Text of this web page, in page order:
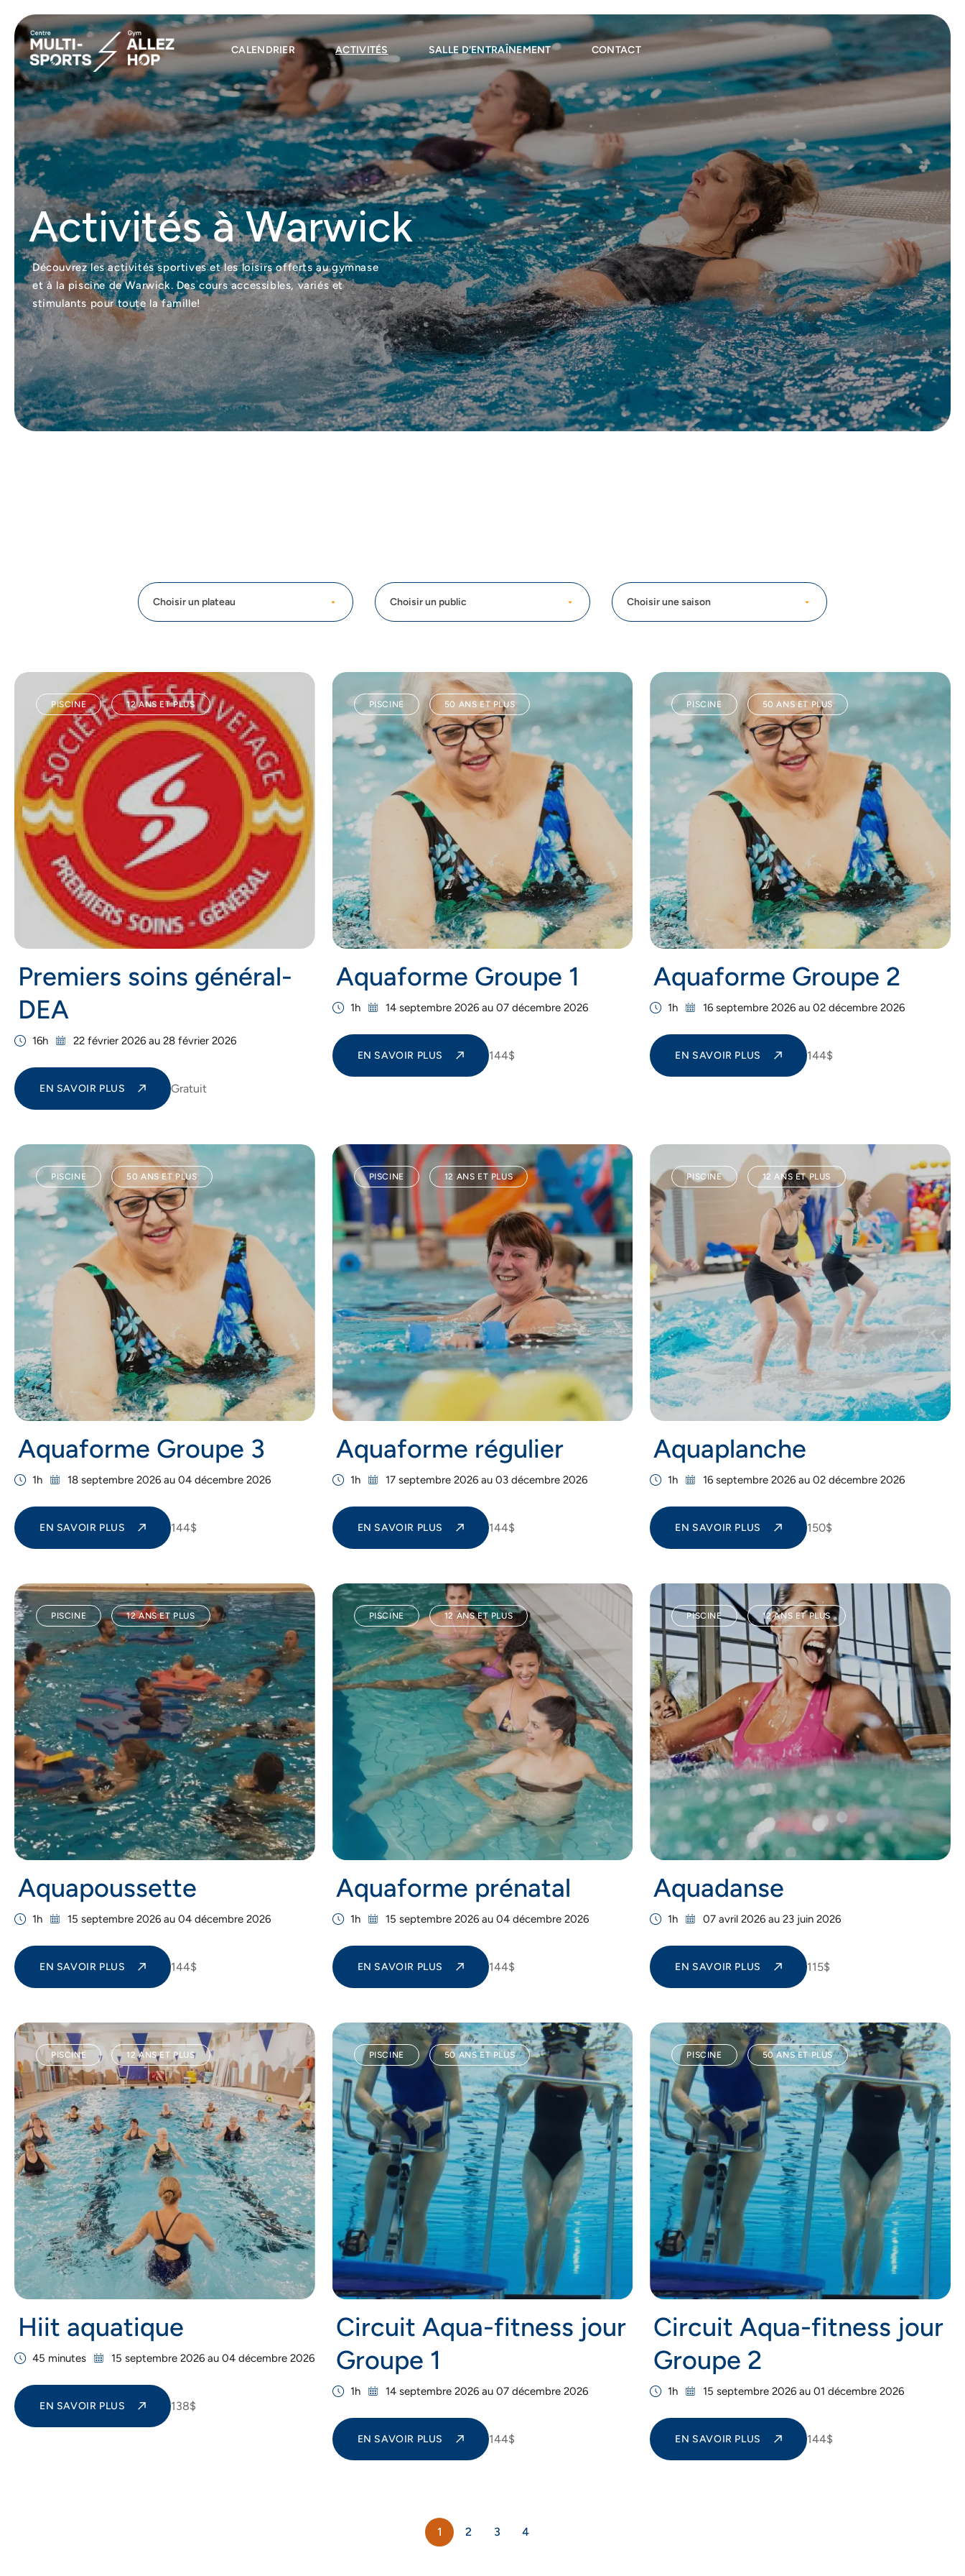
CALENDRIER ACTIVITÉS SALLE D'ENTRAÎNEMENT CONTACT
Activités à Warwick
Découvrez les activités sportives et les loisirs offerts au gymnase
et à la piscine de Warwick. Des cours accessibles, variés et
stimulants pour toute la famille!
Choisir un plateau Choisir un public Choisir une saison
PISCINE 12 ANS ET PLUS
Premiers soins général-
DEA
16h 22 février 2026 au 28 février 2026
EN SAVOIR PLUS Gratuit
PISCINE 50 ANS ET PLUS
Aquaforme Groupe 1
1h 14 septembre 2026 au 07 décembre 2026
EN SAVOIR PLUS 144$
PISCINE 50 ANS ET PLUS
Aquaforme Groupe 2
1h 16 septembre 2026 au 02 décembre 2026
EN SAVOIR PLUS 144$
PISCINE 50 ANS ET PLUS
Aquaforme Groupe 3
1h 18 septembre 2026 au 04 décembre 2026
EN SAVOIR PLUS 144$
PISCINE 12 ANS ET PLUS
Aquaforme régulier
1h 17 septembre 2026 au 03 décembre 2026
EN SAVOIR PLUS 144$
PISCINE 12 ANS ET PLUS
Aquaplanche
1h 16 septembre 2026 au 02 décembre 2026
EN SAVOIR PLUS 150$
PISCINE 12 ANS ET PLUS
Aquapoussette
1h 15 septembre 2026 au 04 décembre 2026
EN SAVOIR PLUS 144$
PISCINE 12 ANS ET PLUS
Aquaforme prénatal
1h 15 septembre 2026 au 04 décembre 2026
EN SAVOIR PLUS 144$
PISCINE 12 ANS ET PLUS
Aquadanse
1h 07 avril 2026 au 23 juin 2026
EN SAVOIR PLUS 115$
PISCINE 12 ANS ET PLUS
Hiit aquatique
45 minutes 15 septembre 2026 au 04 décembre 2026
EN SAVOIR PLUS 138$
PISCINE 50 ANS ET PLUS
Circuit Aqua-fitness jour
Groupe 1
1h 14 septembre 2026 au 07 décembre 2026
EN SAVOIR PLUS 144$
PISCINE 50 ANS ET PLUS
Circuit Aqua-fitness jour
Groupe 2
1h 15 septembre 2026 au 01 décembre 2026
EN SAVOIR PLUS 144$
1 2 3 4